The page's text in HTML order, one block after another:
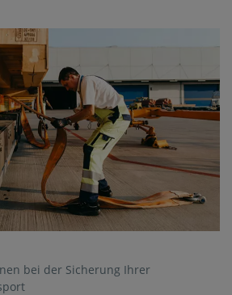
bei der Sicherung Ihrer